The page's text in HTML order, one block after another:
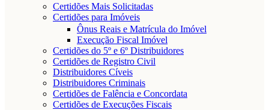
Certidões Mais Solicitadas
Certidões para Imóveis
Ônus Reais e Matrícula do Imóvel
Execução Fiscal Imóvel
Certidões do 5º e 6º Distribuidores
Certidões de Registro Civil
Distribuidores Cíveis
Distribuidores Criminais
Certidões de Falência e Concordata
Certidões de Execuções Fiscais